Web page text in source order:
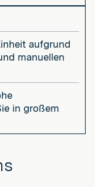
aufgrund
manuellen
in großem